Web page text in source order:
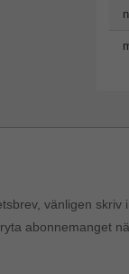
vänligen skriv
abonnemanget